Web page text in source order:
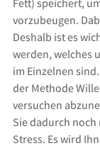
Fett) speichert,
vorzubeugen.
Deshalb ist es
werden, welches
im Einzelnen
der Methode
versuchen
Sie dadurch
Stress. Es wird